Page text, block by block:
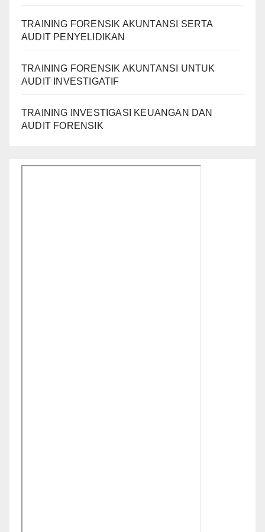
TRAINING FORENSIK AKUNTANSI SERTA
AUDIT PENYELIDIKAN
TRAINING FORENSIK AKUNTANSI UNTUK
AUDIT INVESTIGATIF
TRAINING INVESTIGASI KEUANGAN DAN
AUDIT FORENSIK